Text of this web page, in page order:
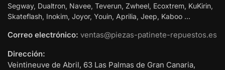
Segway, Dualtron, Navee, Teverun, Zwheel, Ecoxtrem, KuKirin,
Skateflash, Inokim, Joyor, Youin, Aprilia, Jeep, Kaboo …
Correo electrónico: ventas@piezas-patinete-repuestos.es
Dirección:
Veintineuve de Abril, 63 Las Palmas de Gran Canaria,